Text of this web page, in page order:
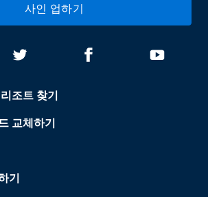
조트 찾기
교체하기
기
사인 업하기